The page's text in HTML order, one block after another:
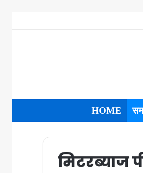
HOME
मिटरब्याज